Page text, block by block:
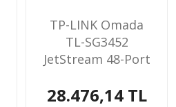
TP-LINK Omada
TL-SG3452
JetStream 48-Port
28.476,14 TL